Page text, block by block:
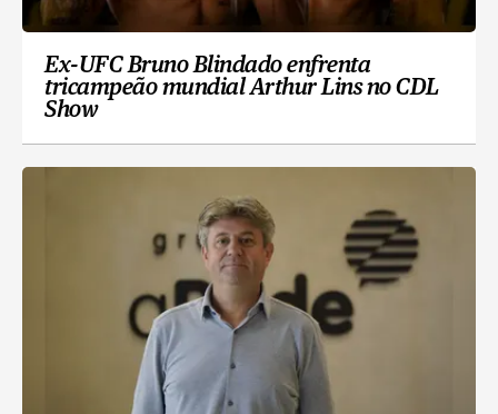
Ex-UFC Bruno Blindado enfrenta
tricampeão mundial Arthur Lins no CDL
Show